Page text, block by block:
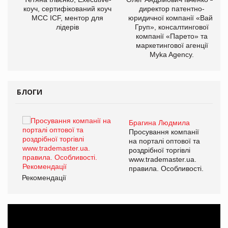
коуч, сертифікований коуч
МСС ICF, ментор для
лідерів
директор патентно-
юридичної компанії «Вайз
Груп», консалтингової
компанії «Парето» та
маркетингової агенції
Myka Agency.
БЛОГИ
Брагина Людмила
Просування компанії
на порталі оптової та
роздрібної торгівлі
www.trademaster.ua.
правила. Особливості.
Рекомендації